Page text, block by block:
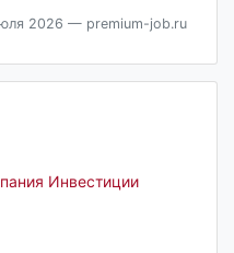
2026 — premium-job.ru
Инвестиции